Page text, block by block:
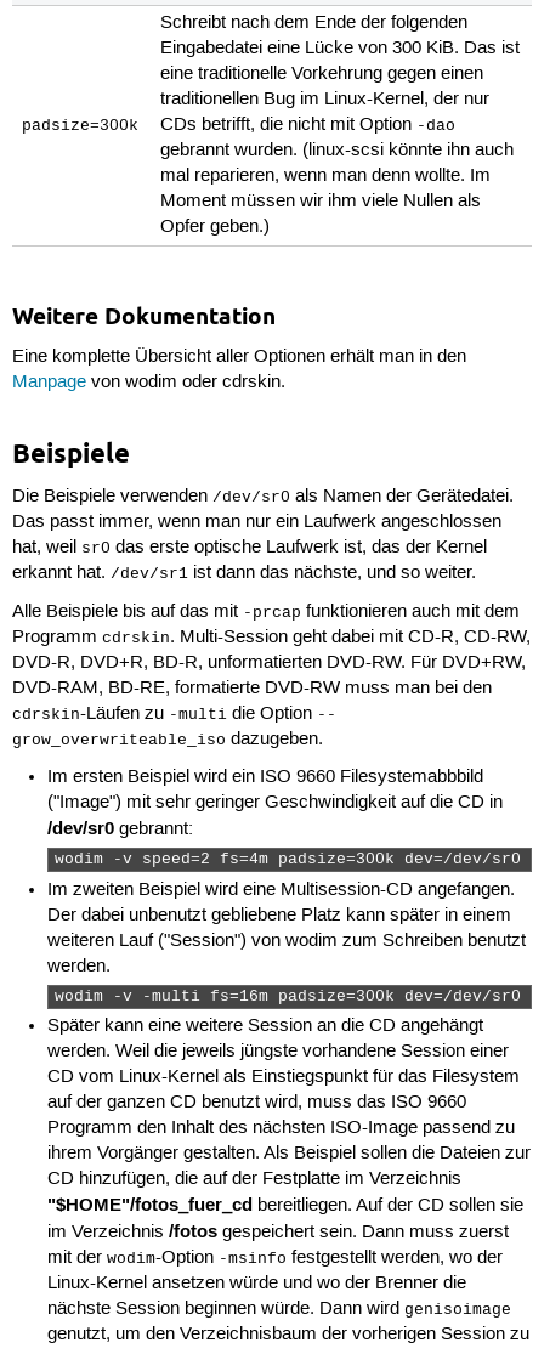
padsize=300k
Schreibt nach dem Ende der folgenden
Eingabedatei eine Lücke von 300 KiB. Das ist
eine traditionelle Vorkehrung gegen einen
traditionellen Bug im Linux-Kernel, der nur
CDs betrifft, die nicht mit Option -dao
gebrannt wurden. (linux-scsi könnte ihn auch
mal reparieren, wenn man denn wollte. Im
Moment müssen wir ihm viele Nullen als
Opfer geben.)
Weitere Dokumentation
Eine komplette Übersicht aller Optionen erhält man in den
Manpagevon wodim oder cdrskin.
Beispiele
Die Beispiele verwenden /dev/sr0 als Namen der Gerätedatei.
Das passt immer, wenn man nur ein Laufwerk angeschlossen
hat, weil sr0 das erste optische Laufwerk ist, das der Kernel
erkannt hat. /dev/sr1ist dann das nächste, und so weiter.
Alle Beispiele bis auf das mit -prcap funktionieren auch mit dem
Programm cdrskin. Multi-Session geht dabei mit CD-R, CD-RW,
DVD-R, DVD+R, BD-R, unformatierten DVD-RW. Für DVD+RW,
DVD-RAM, BD-RE, formatierte DVD-RW muss man bei den
cdrskin-Läufen zu -multidie Option --
grow_overwriteable_iso dazugeben.
Im ersten Beispiel wird ein ISO 9660 Filesystemabbbild
("Image") mit sehr geringer Geschwindigkeit auf die CD in
/dev/sr0 gebrannt:
wodim -v speed=2 fs=4m padsize=300k dev=/dev/sr0
Im zweiten Beispiel wird eine Multisession-CD angefangen.
Der dabei unbenutzt gebliebene Platz kann später in einem
weiteren Lauf ("Session") von wodim zum Schreiben benutzt
werden.
wodim -v -multi fs=16m padsize=300k dev=/dev/sr0
Später kann eine weitere Session an die CD angehängt
werden. Weil die jeweils jüngste vorhandene Session einer
CD vom Linux-Kernel als Einstiegspunkt für das Filesystem
auf der ganzen CD benutzt wird, muss das ISO 9660
Programm den Inhalt des nächsten ISO-Image passend zu
ihrem Vorgänger gestalten. Als Beispiel sollen die Dateien zur
CD hinzufügen, die auf der Festplatte im Verzeichnis
"$HOME"/fotos_fuer_cd bereitliegen. Auf der CD sollen sie
im Verzeichnis/fotos gespeichert sein. Dann muss zuerst
mit derwodim-Option -msinfo festgestellt werden, wo der
Linux-Kernel ansetzen würde und wo der Brenner die
nächste Session beginnen würde. Dann wird genisoimage
genutzt, um den Verzeichnisbaum der vorherigen Session zu